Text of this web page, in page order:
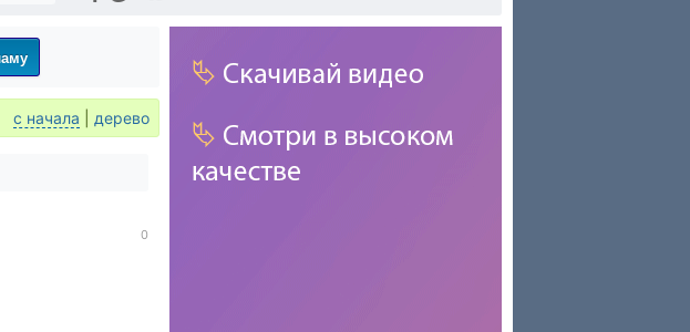
с начала дерево
0